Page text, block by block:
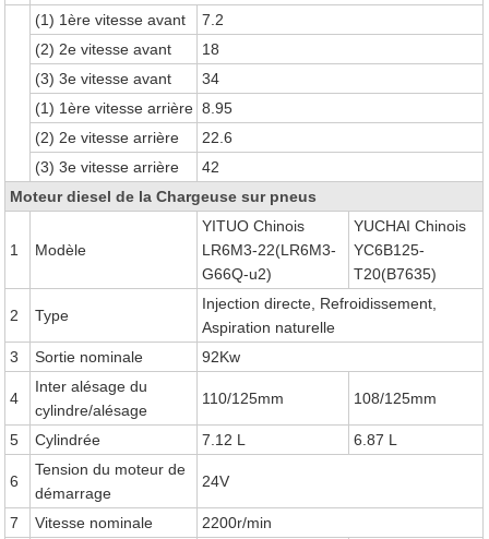
(1) 1ère vitesse avant
7.2
(2) 2e vitesse avant
18
(3) 3e vitesse avant
34
(1) 1ère vitesse arrière 8.95
(2) 2e vitesse arrière
22.6
(3) 3e vitesse arrière
42
Moteur diesel de la Chargeuse sur pneus
1 Modèle
YITUO Chinois
LR6M3-22(LR6M3-
G66Q-u2)
YUCHAI Chinois
YC6B125-
T20(B7635)
2 Type
Injection directe, Refroidissement,
Aspiration naturelle
3
Sortie nominale 92Kw
4
Inter alésage du
cylindre/alésage
110/125mm 108/125mm
5 Cylindrée 7.12 L 6.87 L
6
Tension du moteur de
démarrage
24V
7 Vitesse nominale 2200r/min